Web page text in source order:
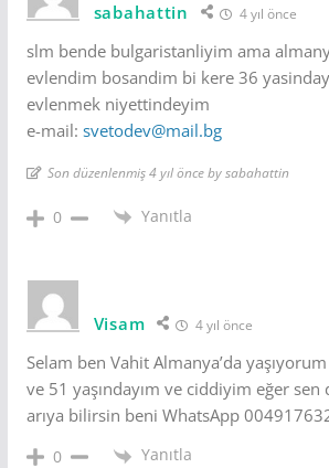
sabahattin 4 yıl önce
slm bende bulgaristanliyim ama
evlendim bosandim bi kere 36
evlenmek niyettindeyim
e-mail: svetodev@mail.bg
Son düzenlenmiş 4 yıl önce by sabahattin
0 Yanıtla
Visam 4 yıl önce
Selam ben Vahit Almanya’da yaşıyorum
ve 51 yaşındayım ve ciddiyim eğer
arıya bilirsin beni WhatsApp
0 Yanıtla